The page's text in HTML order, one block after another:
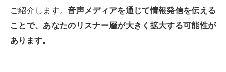
ご紹介します。音声メディアを通じて情報発信を伝える
ことで、あなたのリスナー層が大きく拡大する可能性が
あります。